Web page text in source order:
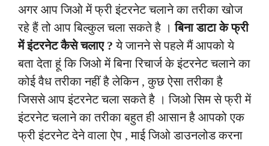
अगर आप जिओ में फ्री इंटरनेट चलाने का तरीका खोज
रहे हैं तो आप बिल्कुल चला सकते है ।बिना डाटा के फ्री
में इंटरनेट कैसे चलाए ?ये जानने से पहले मैं आपको ये
बता देता हूं कि जिओ में बिना रिचार्ज के इंटरनेट चलाने का
कोई वैध तरीका नहीं है लेकिन , कुछ ऐसा तरीका है
जिससे आप इंटरनेट चला सकते है । जिओ सिम से फ्री में
इंटरनेट चलाने का तरीका बहुत ही आसान है आपको एक
फ्री इंटरनेट देने वाला ऐप , माई जिओ डाउनलोड करना